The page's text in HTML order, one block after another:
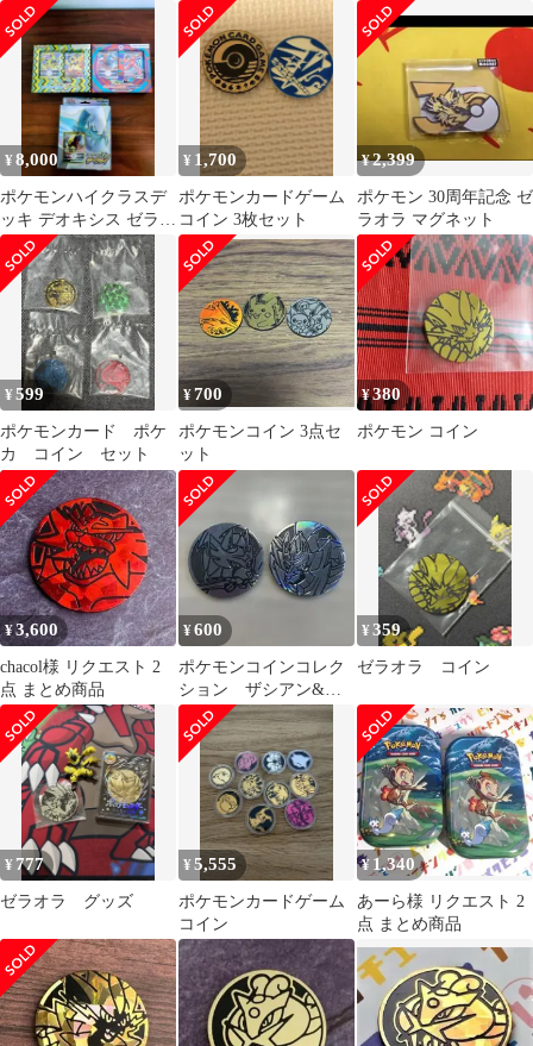
ト
¥8,000
ポケモンハイクラスデ
ッキ デオキシス ゼラオ
ラ Vstarダークライ3種
セット
¥ 1,700
ポケモンカードゲーム
コイン 3枚セット
¥2,399
ポケモン 30周年記念 ゼ
ラオラ マグネット
¥599
ポケモンカード ポケ
カ コイン セット
¥700
ポケモンコイン 3点セ
ット
¥380
ポケモン コイン
¥3,600
chacol様 リクエスト 2
点 まとめ商品
¥600
ポケモンコインコレク
ション ザシアン&ザ
マゼンタ
¥359
ゼラオラ コイン
¥ 777
ゼラオラ グッズ
¥5,555
ポケモンカードゲーム
コイン
¥ 1,340
あーら様 リクエスト 2
点 まとめ商品